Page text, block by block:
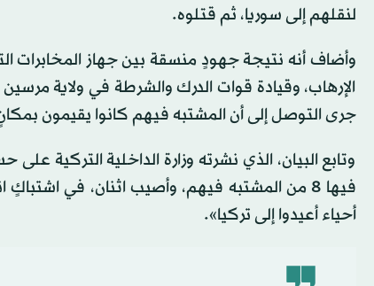
لنقلهم إلى سوريا، ثم قتلوه.
وأضاف أنه نتيجة جهودٍ منسقة بين جهاز المخابرات
الإرهاب، وقيادة قوات الدرك والشرطة في ولاية
جرى التوصل إلى أن المشتبه فيهم كانوا يقيمون
وتابع البيان، الذي نشرته وزارة الداخلية التركية
أحياء أعيدوا إلى تركيا».